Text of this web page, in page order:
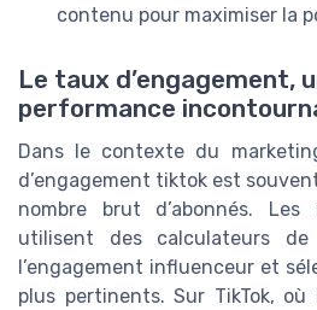
contenu pour maximiser la
Le taux d’engagement,
performance
Dans le contexte du
d’engagement tiktok est
nombre brut d’abonnés.
utilisent des calculateurs
l’engagement influenceur et
plus pertinents. Sur TikTok,